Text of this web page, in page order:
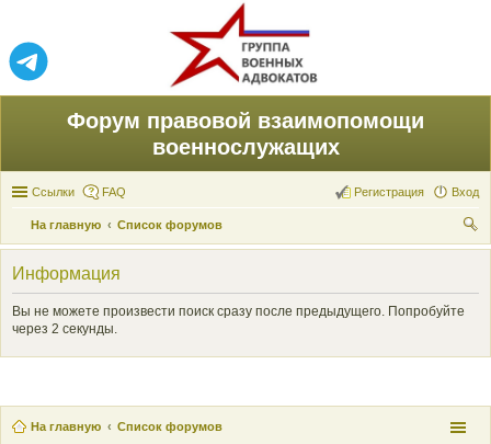
Форум правовой взаимопомощи
военнослужащих
Ссылки FAQ Вход
Регистрация
На главную
Список форумов
ои
Информация
Вы не можете произвести поиск сразу после предыдущего. Попробуйте
через 2 секунды.
На главную Список форумов